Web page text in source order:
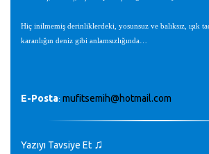
Hiç inilmemiş derinliklerdeki, yosunsuz ve balıksız, ışık
karanlığın deniz gibi anlamsızlığında…
E-Posta: mufitsemih@hotmail.com
Yazıyı Tavsiye Et ♫